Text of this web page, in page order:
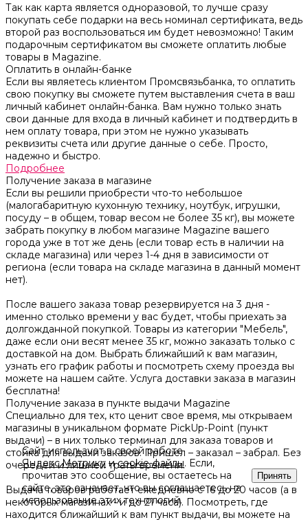
Так как карта является одноразовой, то лучше сразу
покупать себе подарки на весь номинал сертификата, ведь
второй раз воспользоваться им будет невозможно! Таким
подарочным сертификатом вы сможете оплатить любые
товары в Magazine.
Оплатить в онлайн-банке
Если вы являетесь клиентом Промсвязьбанка, то оплатить
свою покупку вы сможете путем выставления счета в ваш
личный кабинет онлайн-банка. Вам нужно только знать
свои данные для входа в личный кабинет и подтвердить в
нем оплату товара, при этом не нужно указывать
реквизиты счета или другие данные о себе. Просто,
надежно и быстро.
Подробнее
Получение заказа в магазине
Если вы решили приобрести что-то небольшое
(малогабаритную кухонную технику, ноутбук, игрушки,
посуду – в общем, товар весом не более 35 кг), вы можете
забрать покупку в любом магазине Magazine вашего
города уже в тот же день (если товар есть в наличии на
складе магазина) или через 1-4 дня в зависимости от
региона (если товара на складе магазина в данный момент
нет).
После вашего заказа товар резервируется на 3 дня -
именно столько времени у вас будет, чтобы приехать за
долгожданной покупкой. Товары из категории "Мебель",
даже если они весят менее 35 кг, можно заказать только с
доставкой на дом. Выбрать ближайший к вам магазин,
узнать его график работы и посмотреть схему проезда вы
можете на нашем сайте. Услуга доставки заказа в магазин
бесплатна!
Получение заказа в пункте выдачи Magazine
Специально для тех, кто ценит свое время, мы открываем
магазины в уникальном формате PickUp-Point (пункт
выдачи) – в них только терминал для заказа товаров и
стойка для выдачи заказов. Пришел – заказал – забрал. Без
очередей и лишней траты времени.
Выдача товаров работает ежедневно с 16 до 20 часов (а в
некоторых магазинах - и до 21 часа). Посмотреть, где
находится ближайший к вам пункт выдачи, вы можете на
Сайт использует в своей работе
Яндекс.Метрику иcookie-файлы. Если,
прочитав это сообщение, вы остаетесь на
сайте, это означает, что вы соглашаетесь на
использование этих технологий.
Принять